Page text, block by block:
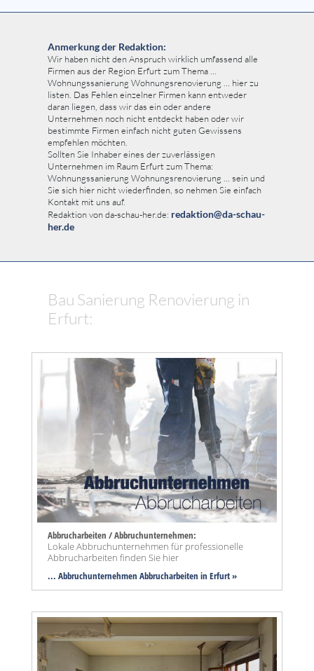
Anmerkung der Redaktion:
Wir haben nicht den Anspruch wirklich umfassend alle
Firmen aus der Region Erfurt zum Thema ...
Wohnungssanierung Wohnungsrenovierung ... hier zu
listen. Das Fehlen einzelner Firmen kann entweder
daran liegen, dass wir das ein oder andere
Unternehmen noch nicht entdeckt haben oder wir
bestimmte Firmen einfach nicht guten Gewissens
empfehlen möchten.
Sollten Sie Inhaber eines der zuverlässigen
Unternehmen im Raum Erfurt zum Thema:
Wohnungssanierung Wohnungsrenovierung ... sein und
Sie sich hier nicht wiederfinden, so nehmen Sie einfach
Kontakt mit uns auf.
Redaktion von da-schau-her.de: redaktion@da-schau-
her.de
Bau Sanierung Renovierung in
Erfurt:
Abbrucharbeiten / Abbruchunternehmen:
Lokale Abbruchunternehmen für professionelle
Abbrucharbeiten finden Sie hier
... Abbruchunternehmen Abbrucharbeiten in Erfurt »